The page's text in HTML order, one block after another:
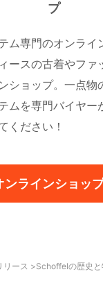
プ
ム専門のオンライ
ースの古着やファ
ショップ。一点物
ムを専門バイヤー
ください！
ンラインショッ
リース >Schoffelの歴史と